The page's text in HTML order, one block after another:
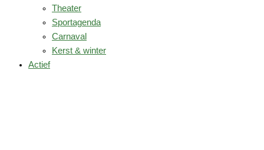
Theater
Sportagenda
Carnaval
Kerst & winter
Actief